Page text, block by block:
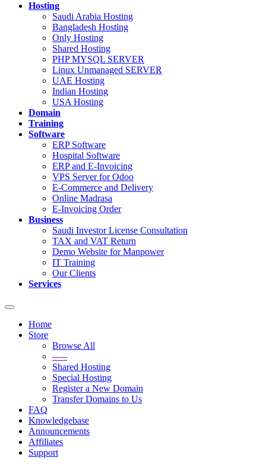
Hosting
Saudi Arabia Hosting
Bangladesh Hosting
Only Hosting
Shared Hosting
PHP MYSQL SERVER
Linux Unmanaged SERVER
UAE Hosting
Indian Hosting
USA Hosting
Domain
Training
Software
ERP Software
Hospital Software
ERP and E-Invoicing
VPS Server for Odoo
E-Commerce and Delivery
Online Madrasa
E-Invoicing Order
Business
Saudi Investor License Consultation
TAX and VAT Return
Demo Website for Manpower
IT Training
Our Clients
Services
Toggle
navigationHome
Store
Browse All
-----
Shared Hosting
Special Hosting
Register a New Domain
Transfer Domains to Us
FAQ
Knowledgebase
Announcements
Affiliates
Support